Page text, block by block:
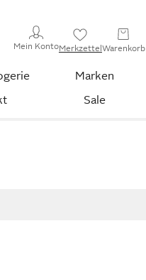
Mein KontoMerkzettelWarenkorb
Marken
Sale